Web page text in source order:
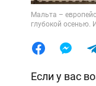
Мальта –
глубокой осенью.
Если у вас